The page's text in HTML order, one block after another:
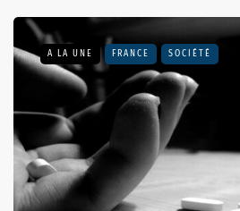
A LA UNE FRANCE SOCIÉTÉ